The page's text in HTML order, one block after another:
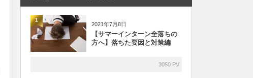
1
2021年7月8日
【サマーインターン全落ちの
方へ】落ちた要因と対策編
3050 PV